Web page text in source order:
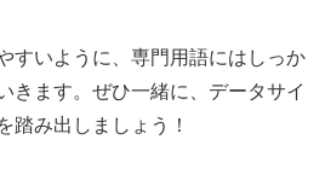
すいように、専門用語にはしっか
きます。ぜひ一緒に、データサイ
踏み出しましょう！